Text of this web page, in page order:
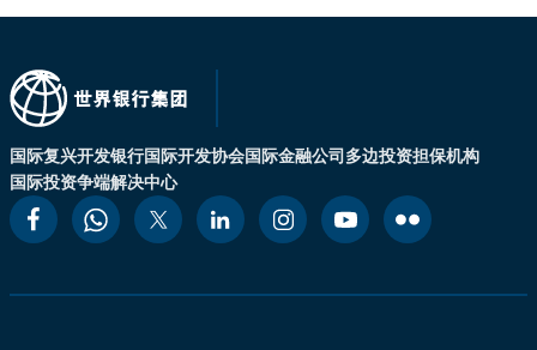
国际复兴开发银行国际开发协会国际金融公司多边投资担保机构
国际投资争端解决中心